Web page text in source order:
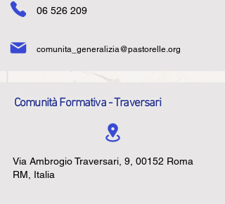
06 526 209
comunita_generalizia@pastorelle.org
Comunità Formativa - Traversari
Via Ambrogio Traversari, 9, 00152 Roma
RM, Italia